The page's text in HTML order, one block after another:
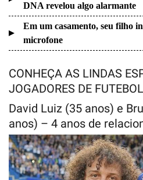
DNA revelou algo alarmante
Em um casamento, seu filho
microfone
CONHEÇA AS LINDAS
JOGADORES DE
David Luiz (35 anos) e
anos) – 4 anos de